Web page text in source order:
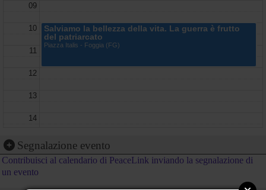
09
10
11
12
13
14
16
Salviamo la bellezza della vita. La guerra è frutto
del patriarcato
Piazza Italis - Foggia (FG)
Segnalazione evento
Contribuisci al calendario di PeaceLink inviando la segnalazione di
un evento